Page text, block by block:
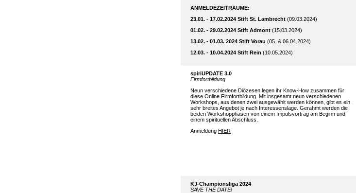
ANMELDEZEITRÄUME:
23.01. - 17.02.2024 Stift St. Lambrecht (09.03.2024)
01.02. - 29.02.2024 Stift Admont (15.03.2024)
13.02. - 01.03. 2024 Stift Vorau (05. & 06.04.2024)
12.03. - 10.04.2024 Stift Rein (10.05.2024)
spiriUPDATE 3.0
Firmfortbildung
Neun verschiedene Diözesen legen ihr Know-How zusammen für
diese Online Firmfortbildung. Mit insgesamt neun verschiedenen
Workshops, aus denen zwei ausgewählt werden können, gibt es ein
sehr breites Angebot je nach Interessenslage. Gerahmt werden die
beiden Workshopphasen von einem Impulsvortrag am Beginn und
einem spirituellen Abschluss.
Anmeldung HIER
KJ-Championsliga 2024
SAVE THE DATE!